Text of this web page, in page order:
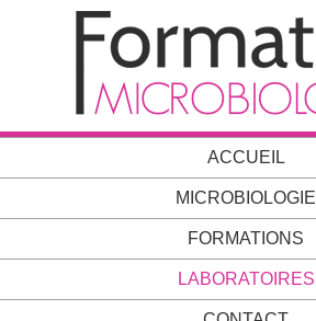
ACCUEIL
MICROBIOLOGIE
FORMATIONS
LABORATOIRES